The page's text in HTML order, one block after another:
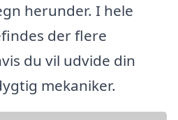
herunder. I hele
der flere
du vil udvide din
mekaniker.